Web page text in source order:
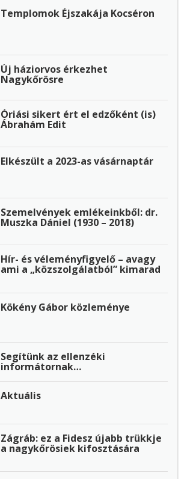
Templomok Éjszakája Kocséron
Új háziorvos érkezhet
Nagykőrösre
Óriási sikert ért el edzőként (is)
Ábrahám Edit
Elkészült a 2023-as vásárnaptár
Szemelvények emlékeinkből: dr.
Muszka Dániel (1930 – 2018)
Hír- és véleményfigyelő – avagy
ami a „közszolgálatból” kimarad
Kökény Gábor közleménye
Segítünk az ellenzéki
informátornak…
Aktuális
Zágráb: ez a Fidesz újabb trükkje
a nagykőrösiek kifosztására